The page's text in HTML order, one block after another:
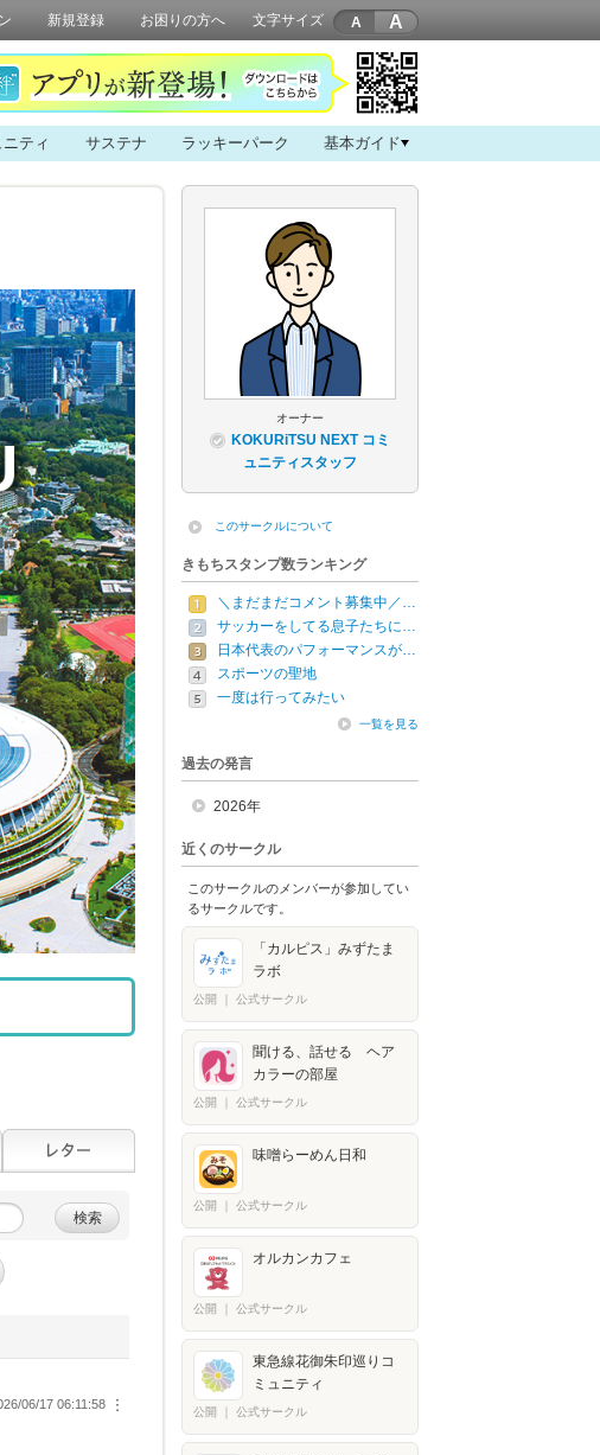
新規登録 お困りの方へ 文字サイズ A
ティ サステナ ラッキーパーク 基本ガイド
検索
︙
06/17 06:11:58
オーナー
KOKURiTSU NEXT コミ
ュニティスタッフ
このサークルについて
きもちスタンプ数ランキング
＼まだまだコメント募集中／…
サッカーをしてる息子たちに…
日本代表のパフォーマンスが…
スポーツの聖地
一度は行ってみたい
一覧を見る
過去の発言
2026年
近くのサークル
このサークルのメンバーが参加してい
るサークルです。
「カルピス」みずたま
ラボ
公開 公式サークル
聞ける、話せる ヘア
カラーの部屋
公開 公式サークル
味噌らーめん日和
公開 公式サークル
オルカンカフェ
公開 公式サークル
東急線花御朱印巡りコ
ミュニティ
公開 公式サークル